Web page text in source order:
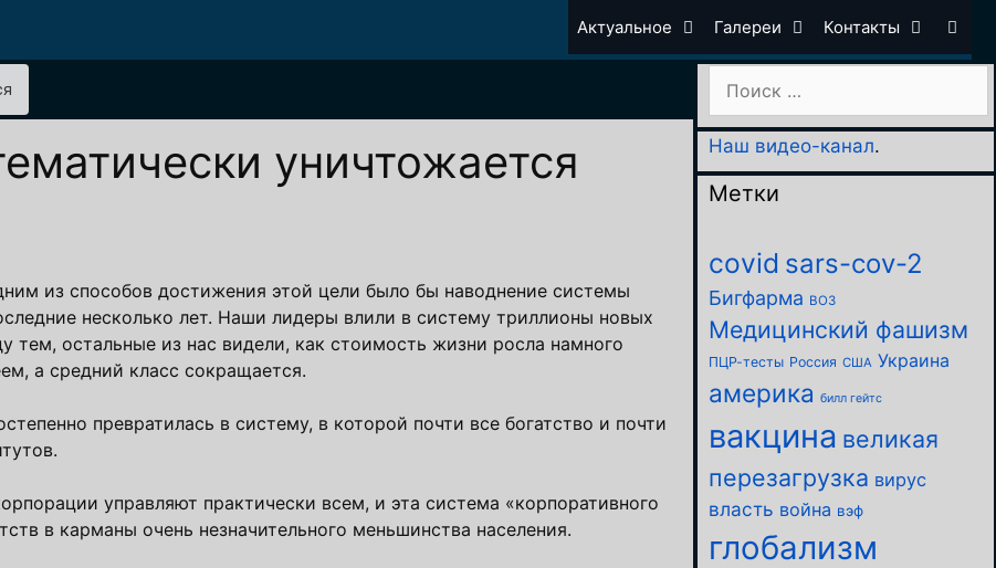
Актуальное Галереи Контакты
уничтожается
из способов достижения этой цели было бы наводнение системы
несколько лет. Наши лидеры влили в систему триллионы новых
тем, остальные из нас видели, как стоимость жизни росла намного
а средний класс сокращается.
превратилась в систему, в которой почти все богатство и почти
управляют практически всем, и эта система «корпоративного
в карманы очень незначительного меньшинства населения.
Наш видео-канал.
Метки
covid sars-cov-2
Бигфарма ВОЗ
Медицинский фашизм
ПЦР-тесты Россия США Украина
америка билл гейтс
вакцина великая
перезагрузка вирус
власть война вэф
глобализм